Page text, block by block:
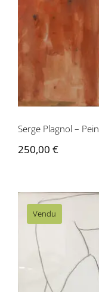
Serge Plagnol –
250,00 €
Vendu